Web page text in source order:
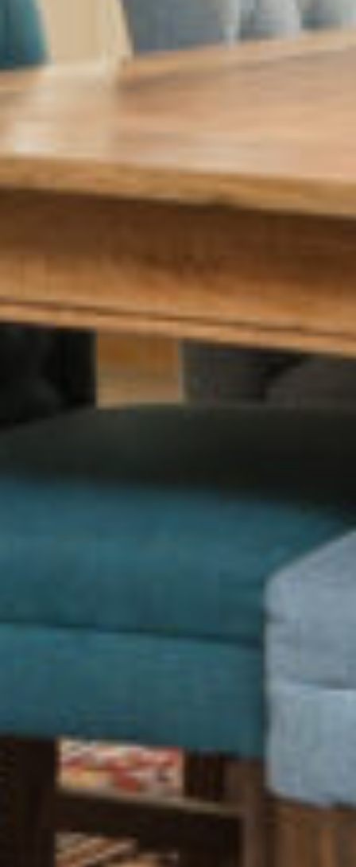
maken het thuisgevoel helemaal compleet!
Het appartement is gunstig gelegen in het
directe centrum op loopafstand van alle
winkels, het strand, de Boulevard, de weekmarkt
fietsenberging. Lift is in het
appartementencomplex aanwezig zodat u
gemakkelijk uw auto of uw berging kan bereiken.
keuken aanwezig. Het fijne van deze woning is
bovendien dat u een extra werk-/hobbykamer
heeft (Ca. 22 m2) die u op vele manieren kan
gebruiken voor hobby, werk of een
geheel v.v. dubbel glas. CV Remeha combiketel
ook met videofoon). Hal met liftinstallatie naar
het appartement en/of de parkeerkelder.
licht betegeld vrij hangend toilet, technische
ruimte, aansluitingen voor de wasmachine en de
droger en CV Remeha combiketel uit 2011,
geheel betegelde badkamer met inloopdouche,
wastafelmeubel en tweede toilet, grote
Hendrikkanaal, openslaande deuren naar een
patioterras op het zuiden en verzorgde keuken
met granieten aanrechtblad en diverse
inbouwapparatuur wo. koel-/vriescombinatie,
robuust gasfornuis met oven en zes pitten,
magnetron en afzuigkap. Separate
werk-/hobbykamer met een grootte van ca. 22